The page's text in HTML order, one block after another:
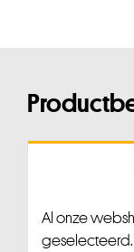
Al onze
geselecteerd.